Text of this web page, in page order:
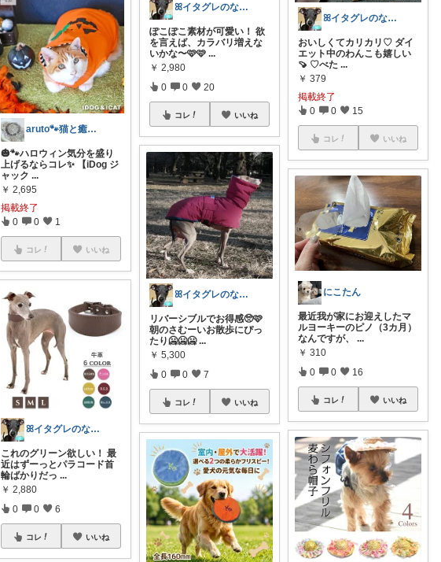
aruto🐾猫と癒しで保護猫支援
🎃🐾ハロウィン気分を盛り
上げるならコレ✨ 【iDog ジ
ャック ...
￥ 2,695
掲載終了
0 0 1
コレ いいね
ꕤイタグレのなぎさꕤお気に入りルーム♡
これのグリーン欲しい！ 最
近はずーっとパラコード首
輪ばかりだっ ...
￥ 2,880
0 0 6
コレ いいね
ꕤイタグレのなぎさꕤお気に入りルーム♡
ぽこぽこ素材が可愛い！ 欲
を言えば、カラバリ増えな
いかな〜🩷🩷 ...
￥ 2,980
0 0 20
コレ いいね
ꕤイタグレのなぎさꕤお気に入りルーム♡
リバーシブルでお得感🥺🩷
朝のさむーいお散歩にぴっ
たり🥶🥶🥶 ...
￥ 5,300
0 0 7
コレ いいね
ꕤイタグレのなぎさꕤお気に入りルーム♡
おいしくてカリカリ♡ ダイ
エット中のわんこも嬉しい
🍠 ♡べた ...
￥ 379
掲載終了
0 0 15
コレ いいね
にこたん
最近我が家にお迎えしたマ
ルヨーキーのピノ（3カ月）
なんですが、
...
￥ 310
0 0 16
コレ いいね